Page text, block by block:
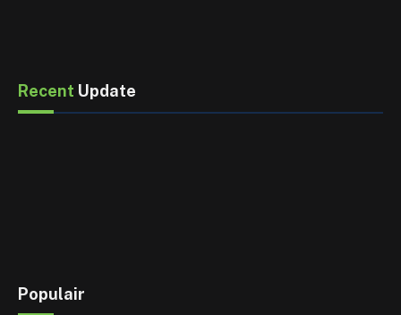
Recent Update
Populair